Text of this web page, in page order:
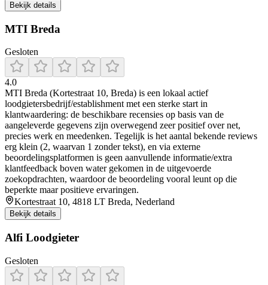
Bekijk details
MTI Breda
Gesloten
4.0
MTI Breda (Kortestraat 10, Breda) is een lokaal actief
loodgietersbedrijf/establishment met een sterke start in
klantwaardering: de beschikbare recensies op basis van de
aangeleverde gegevens zijn overwegend zeer positief over net,
precies werk en meedenken. Tegelijk is het aantal bekende reviews
erg klein (2, waarvan 1 zonder tekst), en via externe
beoordelingsplatformen is geen aanvullende informatie/extra
klantfeedback boven water gekomen in de uitgevoerde
zoekopdrachten, waardoor de beoordeling vooral leunt op die
beperkte maar positieve ervaringen.
Kortestraat 10, 4818 LT Breda, Nederland
Bekijk details
Alfi Loodgieter
Gesloten